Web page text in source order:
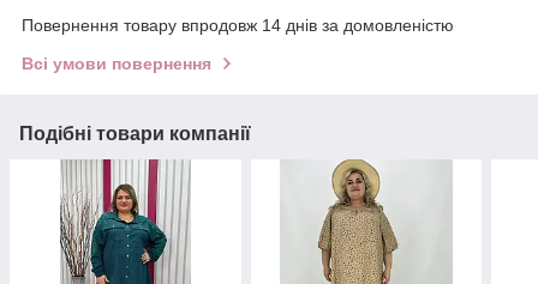
Повернення товару впродовж 14 днів за домовленістю
Всі умови повернення
Подібні товари компанії